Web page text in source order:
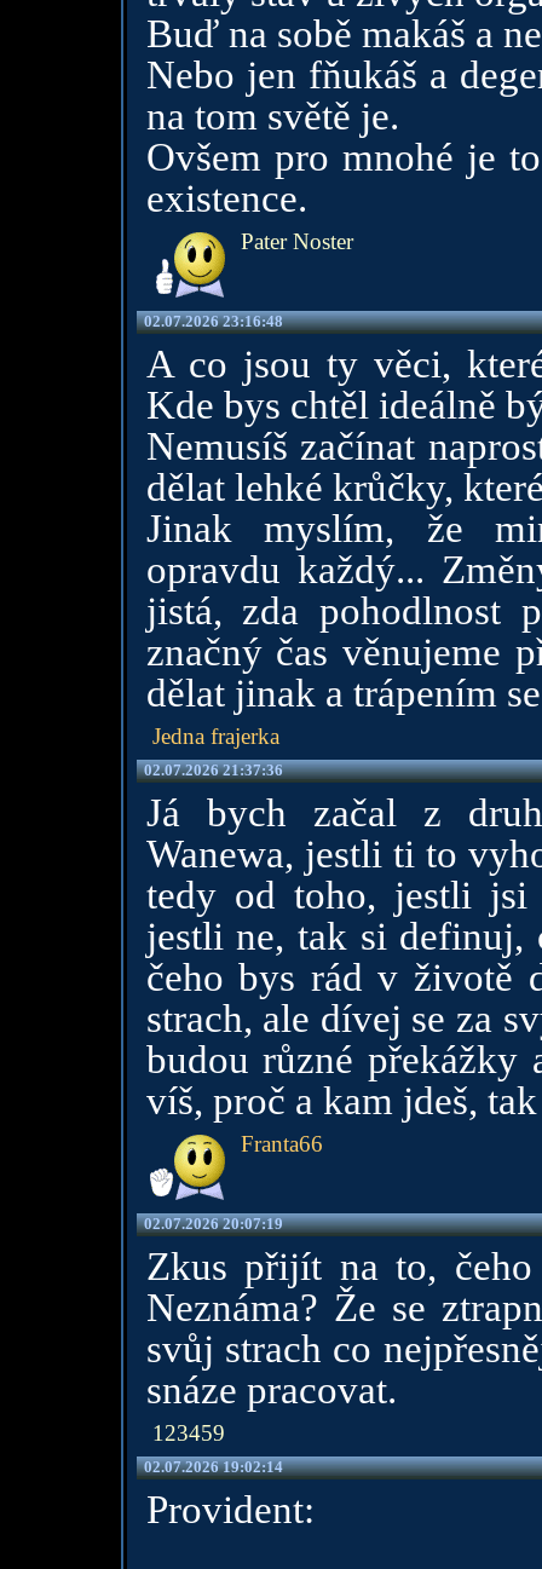
Buď na sobě makáš a
Nebo jen fňukáš a
na tom světě je.
Ovšem pro mnohé je
existence.
Pater Noster
02.07.2026 23:16:48
A co jsou ty věci,
Kde bys chtěl ideálně
Nemusíš začínat
dělat lehké krůčky,
Jinak myslím, že
opravdu každý...
jistá, zda pohodlnost
značný čas věnujeme
dělat jinak a trápením
Jedna frajerka
02.07.2026 21:37:36
Já bych začal z
Wanewa, jestli ti to
tedy od toho, jestli jsi
jestli ne, tak si
čeho bys rád v životě
strach, ale dívej se za
budou různé překážky
víš, proč a kam jdeš,
Franta66
02.07.2026 20:07:19
Zkus přijít na to, čeho
Neznáma? Že se
svůj strach co
snáze pracovat.
123459
02.07.2026 19:02:14
Provident: